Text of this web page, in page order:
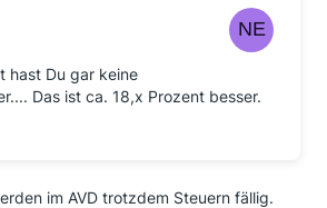
Aktien, Crash halbiert Depot
(wird sofort im Aktien
Erhohlung: 70*0,8 = 56
hast Du gar keine
Das ist ca. 18,x Prozent besser.
im AVD trotzdem Steuern fällig.